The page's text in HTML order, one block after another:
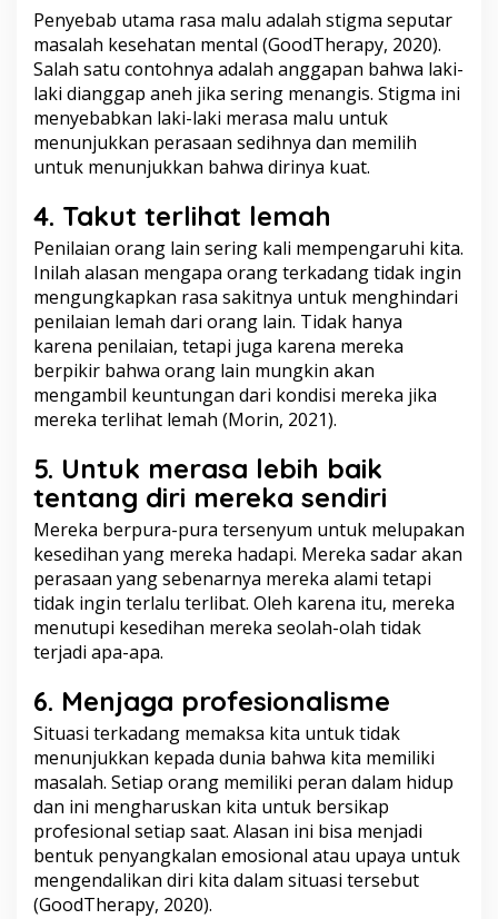
Penyebab utama rasa malu adalah stigma seputar
masalah kesehatan mental (GoodTherapy, 2020).
Salah satu contohnya adalah anggapan bahwa laki-
laki dianggap aneh jika sering menangis. Stigma ini
menyebabkan laki-laki merasa malu untuk
menunjukkan perasaan sedihnya dan memilih
untuk menunjukkan bahwa dirinya kuat.
4. Takut terlihat lemah
Penilaian orang lain sering kali mempengaruhi kita.
Inilah alasan mengapa orang terkadang tidak ingin
mengungkapkan rasa sakitnya untuk menghindari
penilaian lemah dari orang lain. Tidak hanya
karena penilaian, tetapi juga karena mereka
berpikir bahwa orang lain mungkin akan
mengambil keuntungan dari kondisi mereka jika
mereka terlihat lemah (Morin, 2021).
5. Untuk merasa lebih baik
tentang diri mereka sendiri
Mereka berpura-pura tersenyum untuk melupakan
kesedihan yang mereka hadapi. Mereka sadar akan
perasaan yang sebenarnya mereka alami tetapi
tidak ingin terlalu terlibat. Oleh karena itu, mereka
menutupi kesedihan mereka seolah-olah tidak
terjadi apa-apa.
6. Menjaga profesionalisme
Situasi terkadang memaksa kita untuk tidak
menunjukkan kepada dunia bahwa kita memiliki
masalah. Setiap orang memiliki peran dalam hidup
dan ini mengharuskan kita untuk bersikap
profesional setiap saat. Alasan ini bisa menjadi
bentuk penyangkalan emosional atau upaya untuk
mengendalikan diri kita dalam situasi tersebut
(GoodTherapy, 2020).